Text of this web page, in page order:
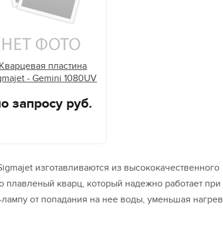
Кварцевая пластина
- Gemini 1080UV
запросу руб.
изготавливаются из высококачественного
плавленый кварц, который надежно работает при
от попадания на нее воды, уменьшая нагрев